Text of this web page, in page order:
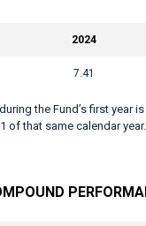
2024
7.41
the Fund’s first year
of that same calendar year.